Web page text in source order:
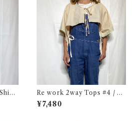
シ
Re work 2way Tops #4 / リ
ワーク 2way トップス 古着
¥7,480